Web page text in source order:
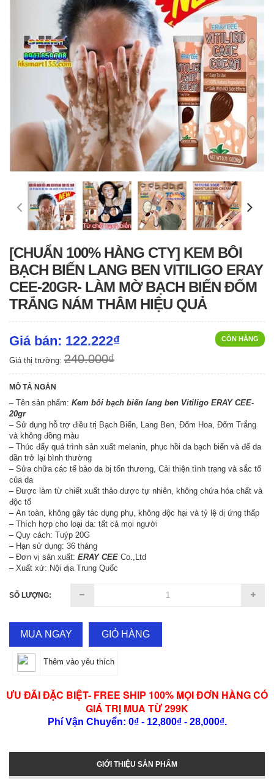
[CHUẨN 100% HÀNG CTY] KEM BÔI
BẠCH BIẾN LANG BEN VITILIGO ERAY
CEE-20GR- LÀM MỜ BẠCH BIẾN ĐỐM
TRẮNG NÁM THÂM HIỆU QUẢ
CÒN HÀNG
Giá bán: 122.222₫
Giá thị trường: 240.000₫
MÔ TẢ NGẮN
– Tên sản phẩm: Kem bôi bạch biến lang ben Vitiligo ERAY CEE-
20gr
– Sử dụng hỗ trợ điều trị Bạch Biến, Lang Ben, Đốm Hoa, Đốm Trắng
và không đồng màu
– Thúc đẩy quá trình sản xuất melanin, phục hồi da bạch biến và để da
dần trở lại bình thường
– Sửa chữa các tế bào da bị tổn thương, Cải thiện tình trạng và sắc tố
của da
– Được làm từ chiết xuất thảo dược tự nhiên, không chứa hóa chất và
độc tố
– An toàn, không gây tác dụng phụ, không độc hại và tỷ lệ dị ứng thấp
– Thích hợp cho loại da: tất cả mọi người
– Quy cách: Tuýp 20G
– Hạn sử dụng: 36 tháng
– Đơn vị sản xuất: ERAY CEE Co.,Ltd
– Xuất xứ: Nội địa Trung Quốc
SỐ LƯỢNG:
MUA NGAY GIỎ HÀNG
Thêm vào yêu thích
ƯU ĐÃI ĐẶC BIỆT- FREE SHIP 100% MỌI ĐƠN HÀNG CÓ
GIÁ TRỊ MUA TỪ 299K
Phí Vận Chuyển: 0₫ - 12,800₫ - 28,000₫.
GIỚI THIỆU SẢN PHẨM